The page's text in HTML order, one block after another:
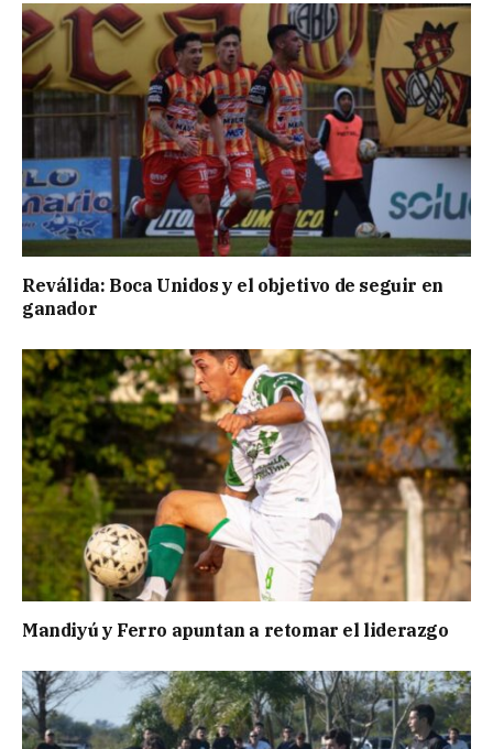
Reválida: Boca Unidos y el objetivo de seguir en
ganador
Mandiyú y Ferro apuntan a retomar el liderazgo